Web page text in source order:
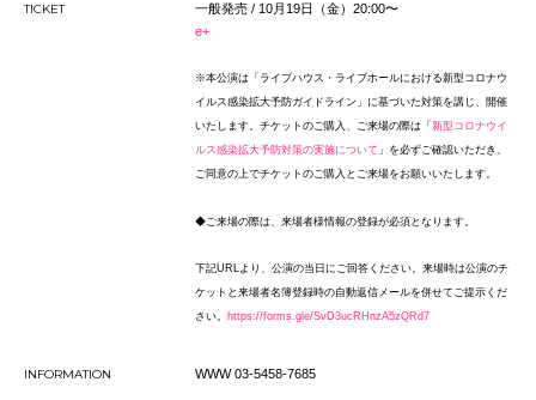
TICKET
一般発売 / 10月19日（金）20:00〜
e+
※本公演は「ライブハウス・ ライブホールにおける新型コロナウ
イルス感染拡大予防ガイドライ ン」に基づいた対策を講じ、開催
いたします。 チケットのご購入、ご来場の際は「 新型コロナウイ
ルス感染拡大予防対策の実施について 」を必ずご確認いただき、
ご同意の上でチケットのご購入とご来場をお願いいたします。
◆ご来場の際は、来場者様情報の登録が必須となります。
下記URLより、公演の当日にご回答ください。来場時は公演のチ
ケットと来場者名簿登録時の自動返信メールを併せてご提示くだ
さい。
https://forms.gle/SvD3ucRHnzA5zQRd7
INFORMATION WWW 03-5458-7685